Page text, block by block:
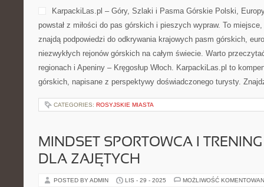
KarpackiLas.pl – Góry, Szlaki i Pasma Górskie Polski,
powstał z miłości do pas górskich i pieszych wypraw. To
znajdą podpowiedzi do odkrywania krajowych pasm górskich,
niezwykłych rejonów górskich na całym świecie. Warto
regionach i Apeniny – Kręgosłup Włoch. KarpackiLas.pl to
górskich, napisane z perspektywy doświadczonego turysty.
CATEGORIES: ROSYJSKIE MIASTA
MINDSET SPORTOWCA I
DLA ZAJĘTYCH
POSTED BY ADMIN LIS - 29 - 2025 MOŻLIWOŚĆ